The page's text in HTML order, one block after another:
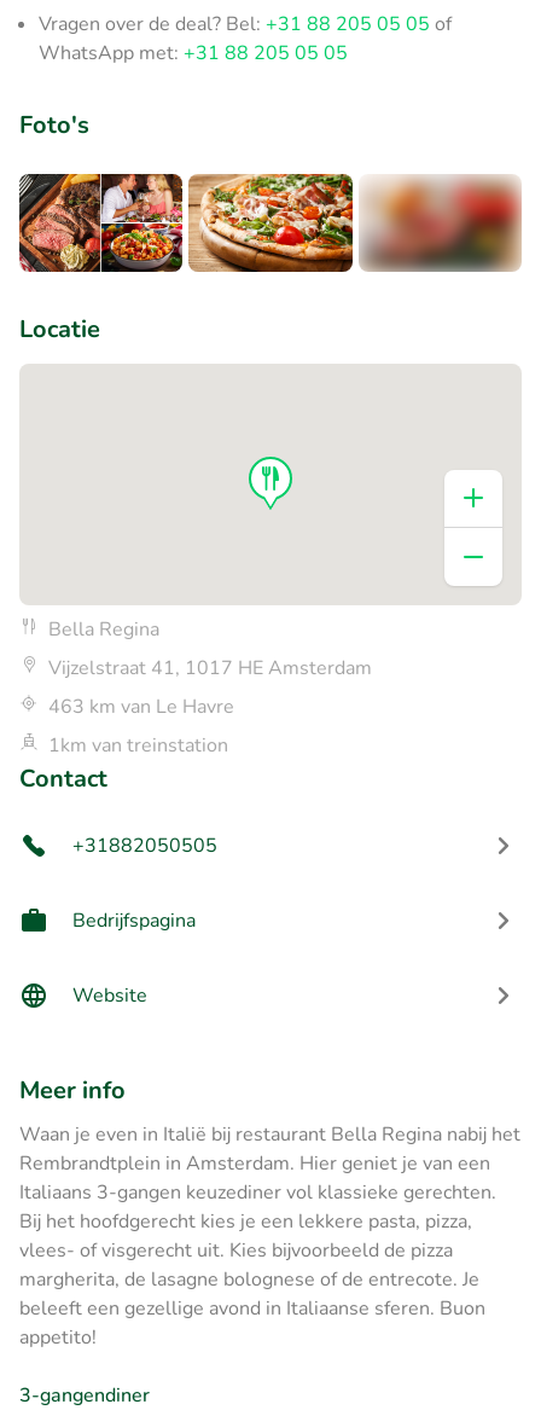
Vragen over de deal? Bel: +31 88 205 05 05 of
WhatsApp met: +31 88 205 05 05
Foto's
Locatie
Bella Regina
Vijzelstraat 41, 1017 HE Amsterdam
463 km van Le Havre
1km van treinstation
Contact
+31882050505
Bedrijfspagina
Website
Meer info
Waan je even in Italië bij restaurant Bella Regina nabij het
Rembrandtplein in Amsterdam. Hier geniet je van een
Italiaans 3-gangen keuzediner vol klassieke gerechten.
Bij het hoofdgerecht kies je een lekkere pasta, pizza,
vlees- of visgerecht uit. Kies bijvoorbeeld de pizza
margherita, de lasagne bolognese of de entrecote. Je
beleeft een gezellige avond in Italiaanse sferen. Buon
appetito!
3-gangendiner